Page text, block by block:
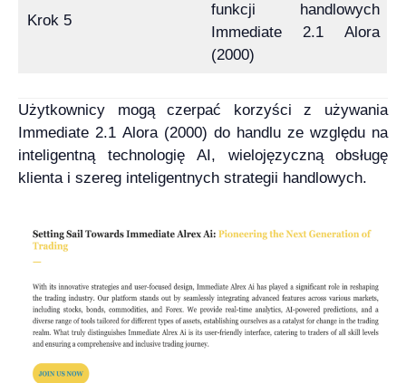
Krok 5
funkcji handlowych
Immediate 2.1 Alora
(2000)
Użytkownicy mogą czerpać korzyści z używania
Immediate 2.1 Alora (2000) do handlu ze względu na
inteligentną technologię AI, wielojęzyczną obsługę
klienta i szereg inteligentnych strategii handlowych.